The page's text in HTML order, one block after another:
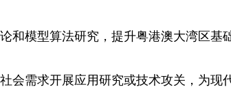
模型算法研究，提升粤港澳大湾区基
需求开展应用研究或技术攻关，为现